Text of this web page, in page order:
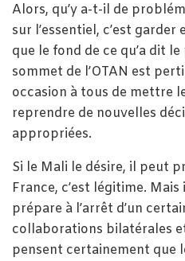
Alors, qu’y a-t-il de
sur l’essentiel, c’est
que le fond de ce qu’a dit
sommet de l’OTAN est
occasion à tous de mettre
reprendre de nouvelles
appropriées.
Si le Mali le désire, il peut
France, c’est légitime.
prépare à l’arrêt d’un
collaborations bilatérales
pensent certainement que